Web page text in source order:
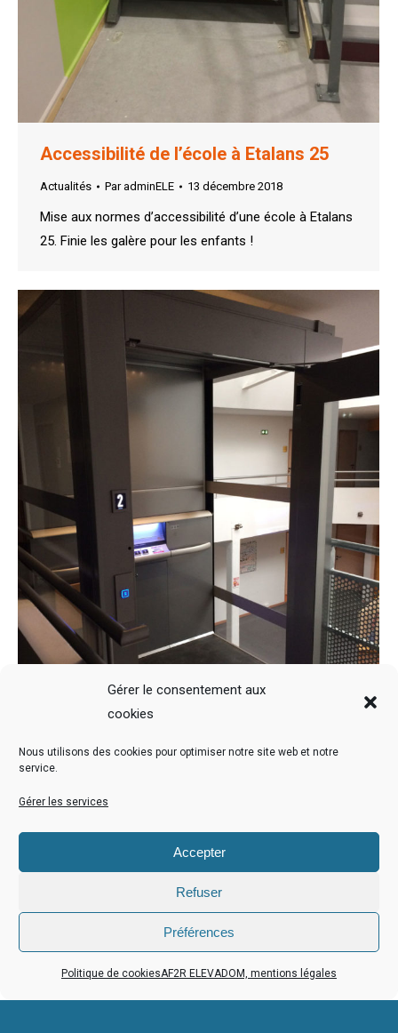
Gérer le consentement aux
cookies
Nous utilisons des cookies pour optimiser notre site web et notre
service.
Gérer les services
Accepter
Refuser
Préférences
Politique de cookiesAF2R ELEVADOM, mentions légales
Accessibilité de l’école à Etalans 25
Actualités ParadminELE 13 décembre 2018
Mise aux normes d’accessibilité d’une école à Etalans
25. Finie les galère pour les enfants !
Elévateur à Belfort 90
Actualités ParadminELE 13 décembre 2018